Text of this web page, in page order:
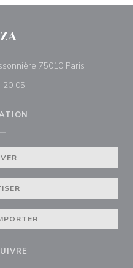
75010 Paris((ouvre une
20 05